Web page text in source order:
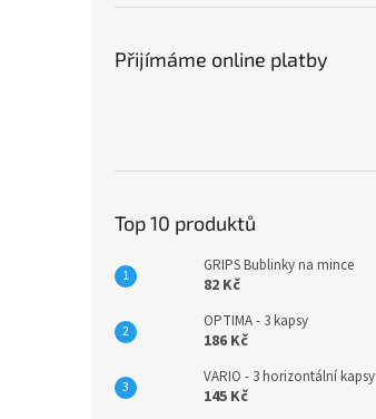
Přijímáme online platby
Top 10 produktů
GRIPS Bublinky na mince
82 Kč
OPTIMA - 3 kapsy
186 Kč
VARIO - 3 horizontální kapsy
145 Kč